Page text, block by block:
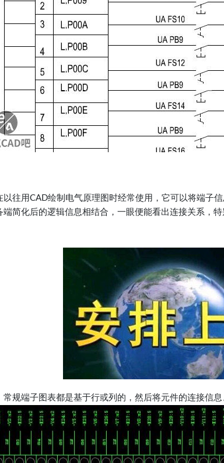
以往用CAD绘制电气原理图时经常使用，它可以将端子
端简化后的逻辑信息相结合，一眼便能看出连接关系，
常规端子图表都是基于行或列的，然后将元件的连接信息